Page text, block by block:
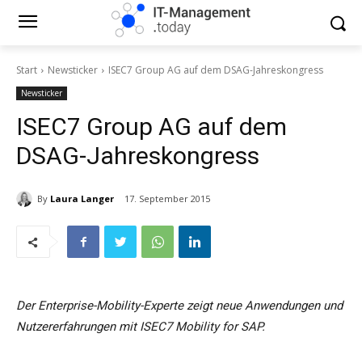
Start Newsticker ISEC7 Group AG auf dem DSAG-Jahreskongress
Newsticker
ISEC7 Group AG auf dem
DSAG-Jahreskongress
By Laura Langer 17. September 2015
Der Enterprise-Mobility-Experte zeigt neue Anwendungen und
Nutzererfahrungen mit ISEC7 Mobility for SAP.